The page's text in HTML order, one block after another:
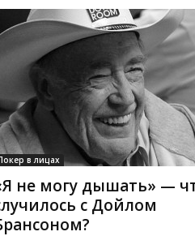
в лицах
не могу дышать» —
с Дойлом